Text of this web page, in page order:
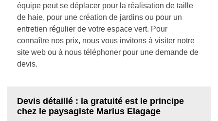
équipe peut se déplacer pour la réalisation de taille
de haie, pour une création de jardins ou pour un
entretien régulier de votre espace vert. Pour
connaître nos prix, nous vous invitons à visiter notre
site web ou à nous téléphoner pour une demande de
devis.
Devis détaillé : la gratuité est le principe
chez le paysagiste Marius Elagage